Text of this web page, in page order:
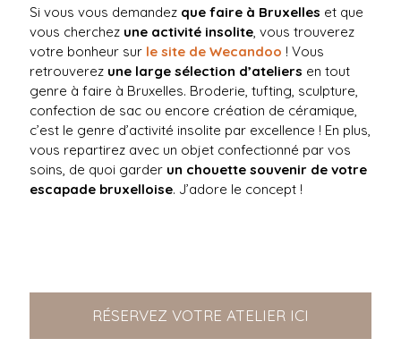
Si vous vous demandez que faire à Bruxelles et que
vous cherchez une activité insolite, vous trouverez
votre bonheur sur le site de Wecandoo ! Vous
retrouverez une large sélection d’ateliers en tout
genre à faire à Bruxelles. Broderie, tufting, sculpture,
confection de sac ou encore création de céramique,
c’est le genre d’activité insolite par excellence ! En plus,
vous repartirez avec un objet confectionné par vos
soins, de quoi garder un chouette souvenir de votre
escapade bruxelloise. J’adore le concept !
RÉSERVEZ VOTRE ATELIER ICI